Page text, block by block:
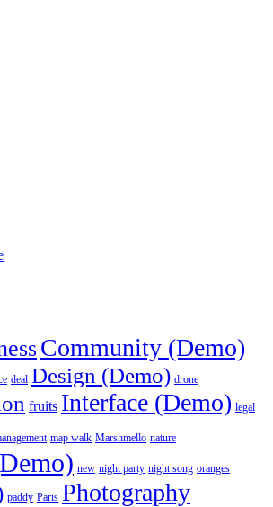
Community (Demo)
deal Design (Demo) drone
fruits Interface (Demo) legal
map walk Marshmello nature
new night party night song oranges
paddy Paris Photography